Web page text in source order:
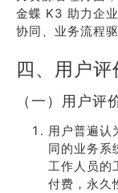
金蝶 K3 助力企
协同、业务流程
四、用户
（一）用户评
用户普遍认
同的业务系
工作人员的
付费，永久